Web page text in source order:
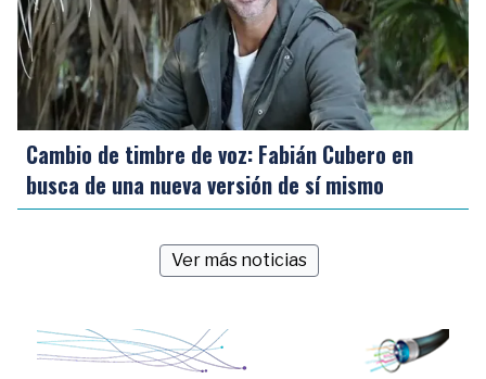
Cambio de timbre de voz: Fabián Cubero en
busca de una nueva versión de sí mismo
Ver más noticias